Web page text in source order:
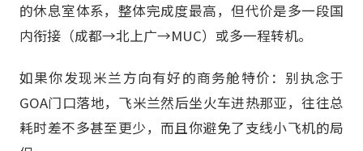
的休息室体系，整体完成度最高，但代价是多一段国
内衔接（成都→北上广→MUC）或多一程转机。
如果你发现米兰方向有好的商务舱特价：别执念于
GOA门口落地，飞米兰然后坐火车进热那亚，往往总
耗时差不多甚至更少，而且你避免了支线小飞机的局